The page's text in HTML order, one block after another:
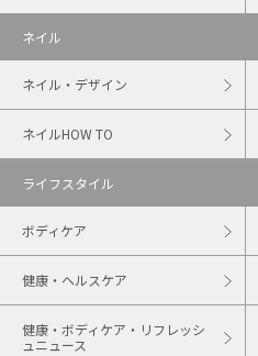
ネイル
ネイル・デザイン
ネイルHOW TO
ライフスタイル
ボディケア
健康・ヘルスケア
健康・ボディケア・リフレッシ
ュニュース